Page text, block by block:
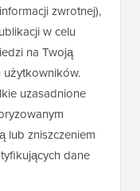
zwrotnej),
w celu
na Twoją
użytkowników.
uzasadnione
lub zniszczeniem
dane